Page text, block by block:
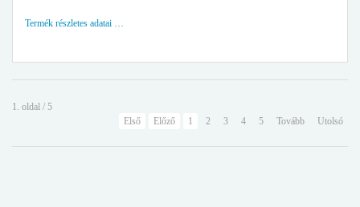
Termék részletes adatai …
1. oldal / 5
Első Előző 1 2 3 4 5 Tovább Utolsó